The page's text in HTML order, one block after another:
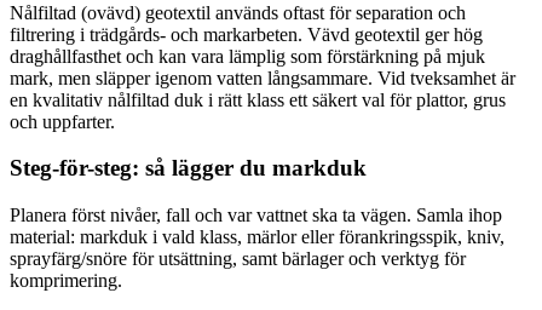
Nålfiltad (ovävd) geotextil används oftast för separation och
filtrering i trädgårds- och markarbeten. Vävd geotextil ger hög
draghållfasthet och kan vara lämplig som förstärkning på mjuk
mark, men släpper igenom vatten långsammare. Vid tveksamhet är
en kvalitativ nålfiltad duk i rätt klass ett säkert val för plattor, grus
och uppfarter.
Steg-för-steg: så lägger du markduk
Planera först nivåer, fall och var vattnet ska ta vägen. Samla ihop
material: markduk i vald klass, märlor eller förankringsspik, kniv,
sprayfärg/snöre för utsättning, samt bärlager och verktyg för
komprimering.